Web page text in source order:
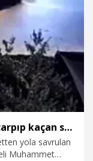
Yaraladığı kişilere otomobiliyle çarpıp kaçan sürücü tutuklandı
yola savrulan
Muhammet